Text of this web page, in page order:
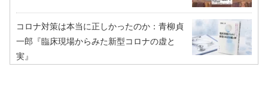
コロナ対策は本当に正しかったのか：青柳貞
一郎『臨床現場からみた新型コロナの虚と
実』